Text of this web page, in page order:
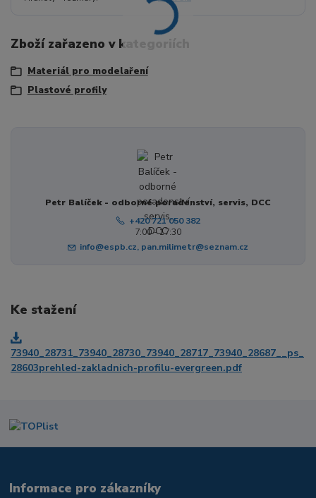
Zboží zařazeno v kategoriích
Materiál pro modelaření
Plastové profily
Petr Balíček - odborné poradenství, servis, DCC
+420 721 050 382
7:00 - 17:30
info@espb.cz, pan.milimetr@seznam.cz
Ke stažení
73940_28731_73940_28730_73940_28717_73940_28687__ps_
28603prehled-zakladnich-profilu-evergreen.pdf
Informace pro zákazníky